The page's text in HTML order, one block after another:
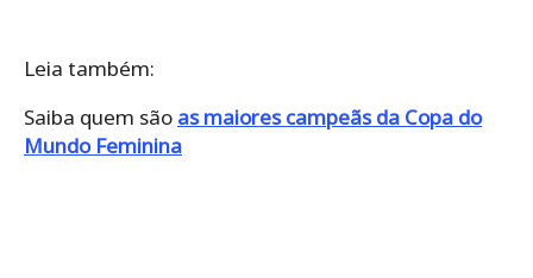
Leia também:
Saiba quem são as maiores campeãs da Copa do
Mundo Feminina